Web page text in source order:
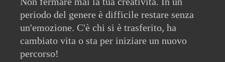
periodo del genere è difficile restare senza
un'emozione. C'è chi si è trasferito, ha
cambiato vita o sta per iniziare un nuovo
percorso!